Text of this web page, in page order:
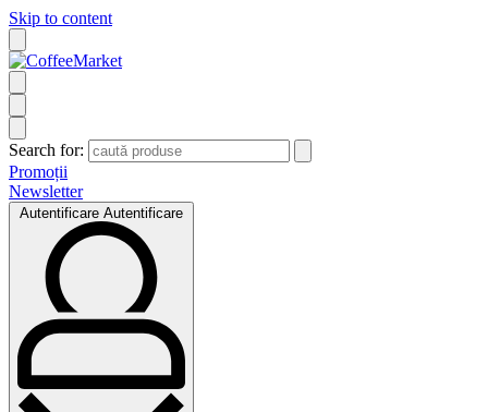
Skip to content
Search for:
Promoții
Newsletter
Autentificare Autentificare